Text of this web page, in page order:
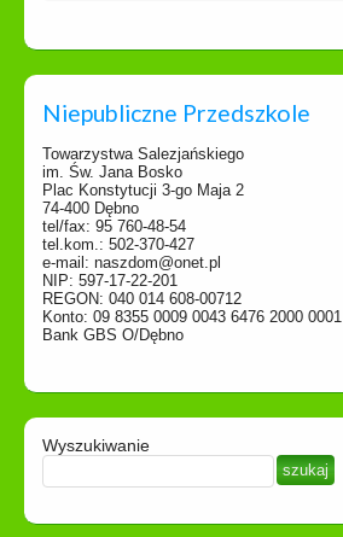
Niepubliczne Przedszkole
Towarzystwa Salezjańskiego
im. Św. Jana Bosko
Plac Konstytucji 3-go Maja 2
74-400 Dębno
tel/fax: 95 760-48-54
tel.kom.: 502-370-427
e-mail: naszdom@onet.pl
NIP: 597-17-22-201
REGON: 040 014 608-00712
Konto: 09 8355 0009 0043 6476 2000 0001
Bank GBS O/Dębno
Wyszukiwanie